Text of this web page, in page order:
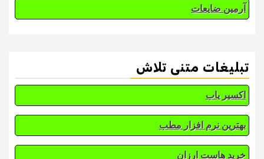
آرمین ضایعات
تبلیغات متنی تلاش
اکسیر یاب
بهترین نرم افزار مطب
خرید هاست ارزان